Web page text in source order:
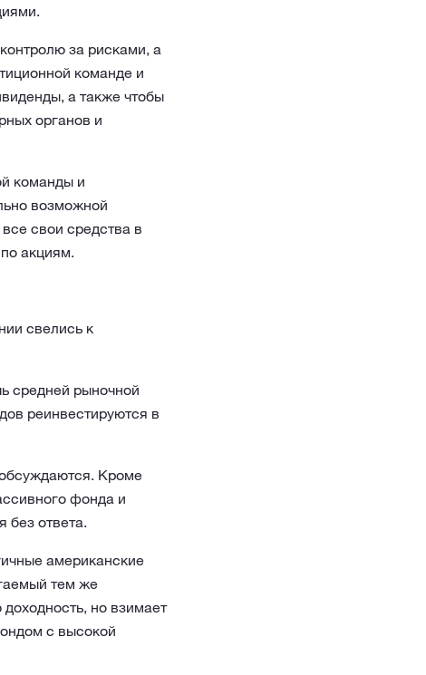
за рисками, а
команде и
а также чтобы
органов и
команды и
возможной
свои средства в
акциям.
свелись к
средней рыночной
реинвестируются в
Кроме
фонда и
без ответа.
американские
тем же
но взимает
с высокой